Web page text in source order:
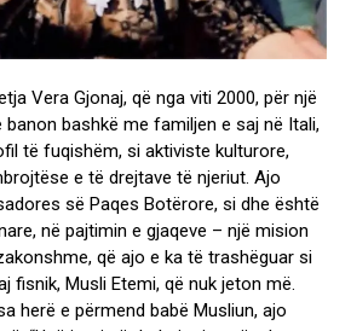
Vera Gjonaj, që nga viti 2000, për një
banon bashkë me familjen e saj në Itali,
të fuqishëm, si aktiviste kulturore,
e të drejtave të njeriut. Ajo
së Paqes Botërore, si dhe është
në pajtimin e gjaqeve – një mision
që ajo e ka të trashëguar si
fisnik, Musli Etemi, që nuk jeton më.
herë e përmend babë Musliun, ajo